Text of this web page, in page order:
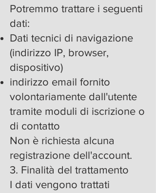
Potremmo trattare i seguenti
dati:
Dati tecnici di navigazione
(indirizzo IP, browser,
dispositivo)
indirizzo email fornito
volontariamente dall'utente
tramite moduli di iscrizione o
di contatto
Non è richiesta alcuna
registrazione dell'account.
3. Finalità del trattamento
I dati vengono trattati